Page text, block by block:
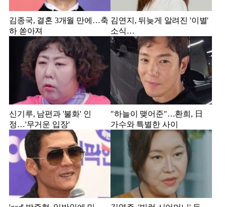
김종국, 결혼 3개월 만에…축
하 쏟아져
김연지, 뒤늦게 알려진 '이별'
소식…
신기루, 남편과 '불화' 인
정…'무거운 입장'
"하늘이 맺어준"…환희, 日
가수와 특별한 사이